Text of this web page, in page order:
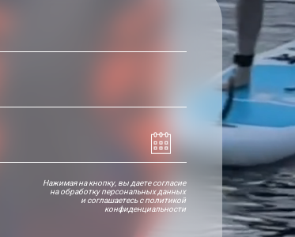
Нажимая на кнопку, вы даете согласие
на обработку персональных данных
и соглашаетесь c политикой
конфиденциальности